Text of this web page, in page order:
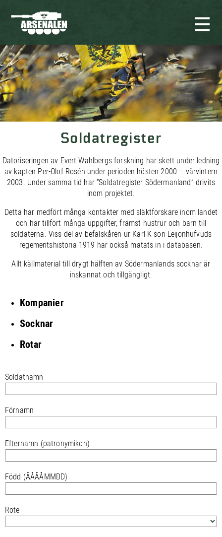
Soldatregister
Datoriseringen av Evert Wahlbergs forskning har skett under ledning
av kapten Per-Olof Rosén under perioden hösten 2000 – vårvintern
2003. Under samma tid har “Soldatregister Södermanland” drivits
inom projektet.
Detta har medfört många kontakter med släktforskare inom landet
och har tillfört många uppgifter, främst hustrur och barn till
soldaterna. Viss del av befälskåren ur Karl K-son Leijonhufvuds
regementshistoria 1919 har också matats in i databasen.
Allt källmaterial till drygt hälften av Södermanlands socknar är
inskannat och tillgängligt.
Kompanier
Socknar
Rotar
Soldatnamn
Förnamn
Efternamn (patronymikon)
Född (ÅÅÅÅMMDD)
Rote